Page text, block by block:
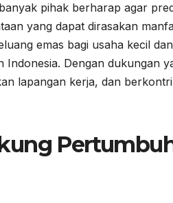
pihak berharap agar
yang dapat dirasakan
emas bagi usaha kecil
Indonesia. Dengan dukungan
lapangan kerja, dan